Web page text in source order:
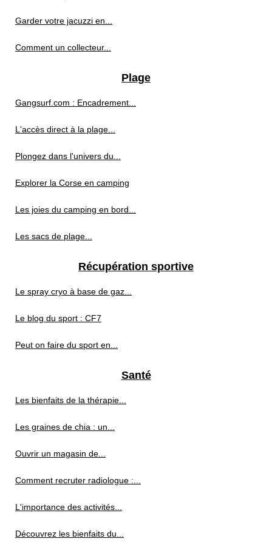
Garder votre jacuzzi en...
Comment un collecteur...
Plage
Gangsurf.com : Encadrement...
L'accès direct à la plage...
Plongez dans l'univers du...
Explorer la Corse en camping
Les joies du camping en bord...
Les sacs de plage...
Récupération sportive
Le spray cryo à base de gaz...
Le blog du sport : CF7
Peut on faire du sport en...
Santé
Les bienfaits de la thérapie...
Les graines de chia : un...
Ouvrir un magasin de...
Comment recruter radiologue :...
L'importance des activités...
Découvrez les bienfaits du...